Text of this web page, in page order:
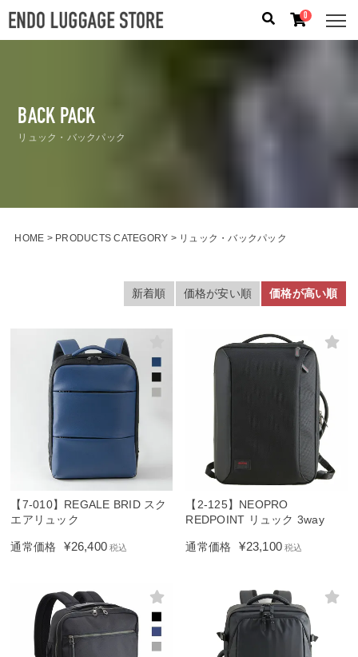
/フリクエン タ
ー / 機内持込
カテゴリから探す
円 〜 円
0
BACK PACK
リュック・バックパック
HOME PRODUCTS CATEGORY リュック・バックパック
価格が安い順 価格が高い順
新着順
【7-010】REGALE BRID スク
エアリュック
通常価格 ¥26,400 税込
【2-125】NEOPRO
REDPOINT リュック 3way
通常価格 ¥23,100 税込